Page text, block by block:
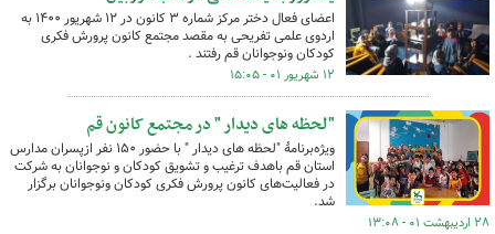
اعضای فعال دختر مرکز شماره ۳ کانون در ۱۲ شهریور ۱۴۰۰ به
اردوی علمی تفریحی به مقصد مجتمع کانون پرورش فکری
کودکان ونوجوانان قم رفتند .
۱۲ شهریور ۰۱ - ۱۵:۰۵
"لحظه های دیدار " در مجتمع کانون قم
ویژه‌برنامهٔ "لحظه های دیدار " با حضور ۱۵۰ نفر ازپسران مدارس
استان قم باهدف ترغیب و تشویق کودکان و نوجوانان به شرکت
در فعالیت‌های کانون پرورش فکری کودکان ونوجوانان برگزار
شد.
۲۸ اردیبهشت ۰۱ - ۱۳:۰۸